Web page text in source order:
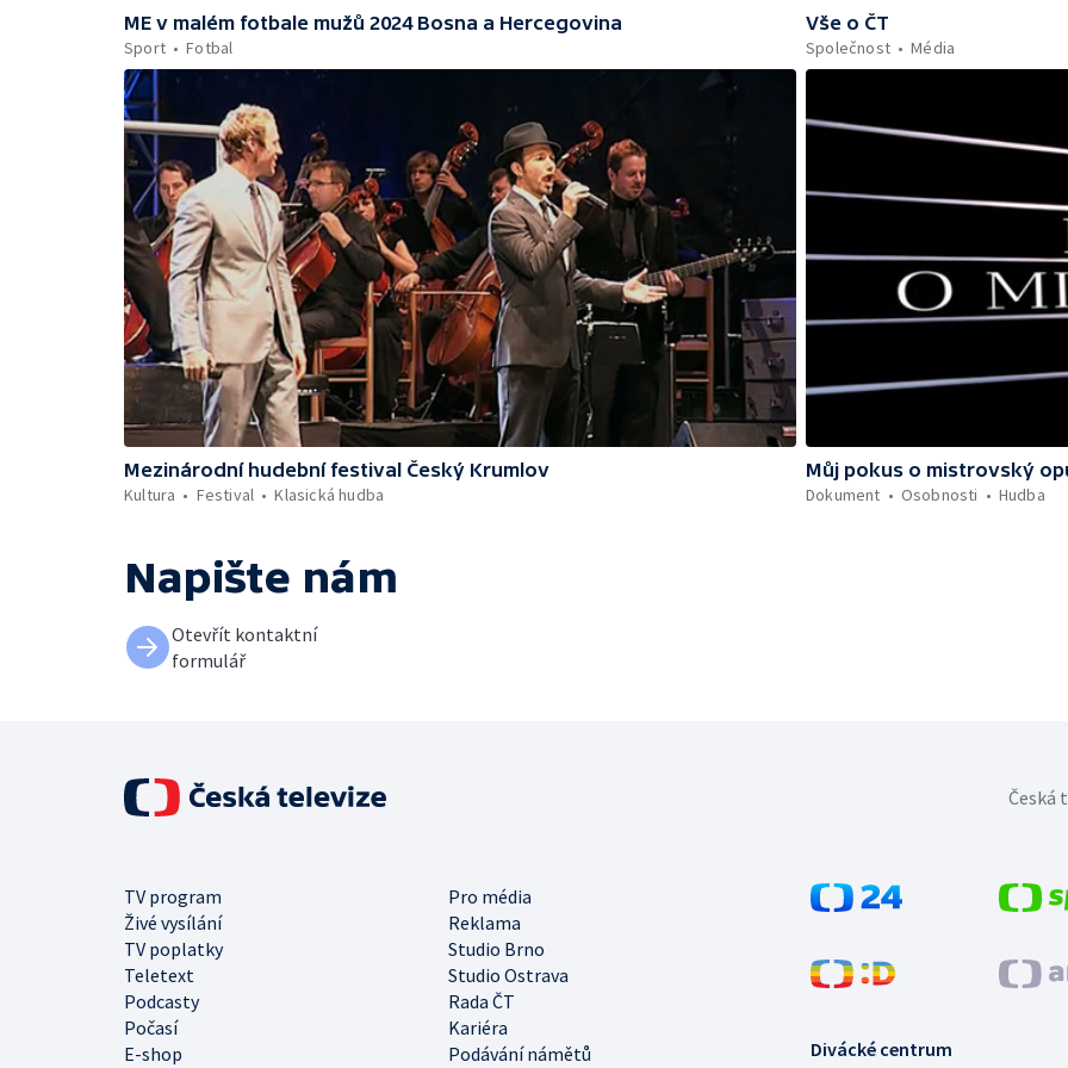
ME v malém fotbale mužů 2024 Bosna a Hercegovina
Sport
Fotbal
Vše o ČT
Společnost
Média
Mezinárodní hudební festival Český Krumlov
Kultura
Festival Klasická hudba
Můj pokus o mistrovský
Dokument
Osobnosti Hudba
Napište nám
Otevřít kontaktní
formulář
Divácké centrum
TV program
Pro média
Živé vysílání
Reklama
TV poplatky
Studio Brno
Teletext
Studio Ostrava
Podcasty
Rada ČT
Počasí
Kariéra
E-shop
Podávání námětů
Česká